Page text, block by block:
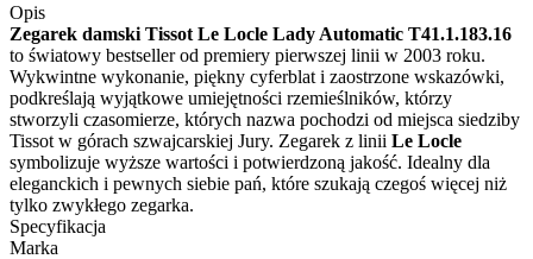
Opis
Zegarek damski Tissot Le Locle Lady Automatic T41.1.183.16
to światowy bestseller od premiery pierwszej linii w 2003 roku.
Wykwintne wykonanie, piękny cyferblat i zaostrzone wskazówki,
podkreślają wyjątkowe umiejętności rzemieślników, którzy
stworzyli czasomierze, których nazwa pochodzi od miejsca siedziby
Tissot w górach szwajcarskiej Jury. Zegarek z linii Le Locle
symbolizuje wyższe wartości i potwierdzoną jakość. Idealny dla
eleganckich i pewnych siebie pań, które szukają czegoś więcej niż
tylko zwykłego zegarka.
Specyfikacja
Marka